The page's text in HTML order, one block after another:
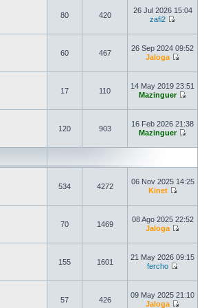
80 420
26 Jul 2026 15:04
zafi2
60 467
26 Sep 2024 09:52
Jaloga
17 110
14 May 2019 23:51
Mazinguer
120 903
16 Feb 2026 21:38
Mazinguer
534 4272
06 Nov 2025 14:25
Kinet
70 1469
08 Ago 2025 22:52
Jaloga
155 1601
21 May 2026 09:15
fercho
57 426
09 May 2025 21:10
Jaloga